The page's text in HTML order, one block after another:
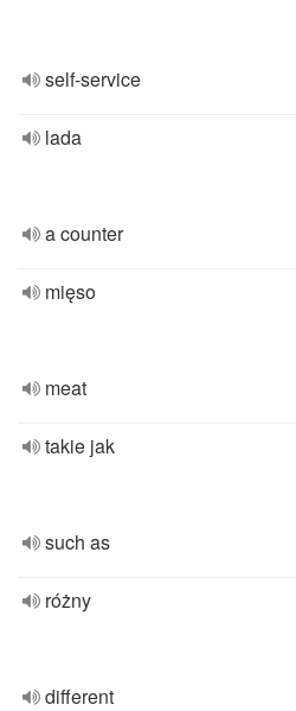
self-service
lada
a counter
mięso
meat
takie jak
such as
różny
different